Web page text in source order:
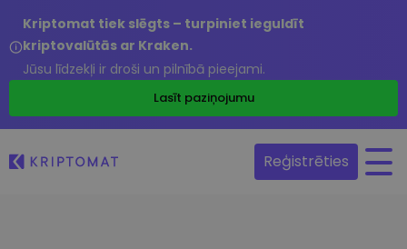
Kriptomat tiek slēgts – turpiniet ieguldīt
kriptovalūtās ar Kraken.
Jūsu līdzekļi ir droši un pilnībā pieejami.
Lasīt paziņojumu
Reģistrēties